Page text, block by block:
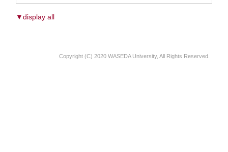
▼display all
Copyright (C) 2020 WASEDA University, All Rights Reserved.